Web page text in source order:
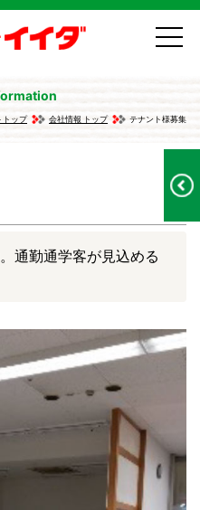
トップ 会社情報 トップ テナント様募集
通勤通学客が見込める